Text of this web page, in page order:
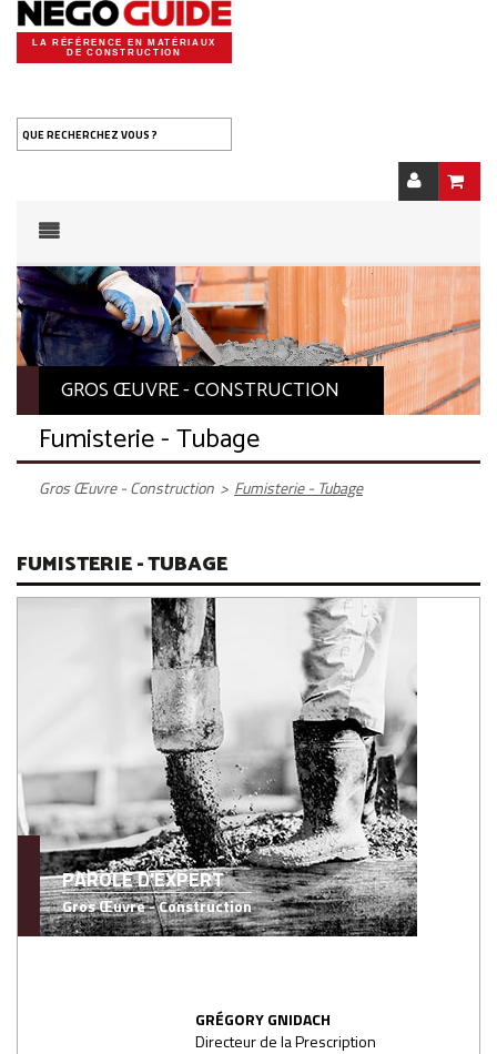
LA RÉFÉRENCE EN MATÉRIAUX
DE CONSTRUCTION
QUE RECHERCHEZ VOUS ?
GROS ŒUVRE - CONSTRUCTION
Fumisterie - Tubage
Gros Œuvre - Construction > Fumisterie - Tubage
FUMISTERIE - TUBAGE
PAROLE D'EXPERT
Gros Œuvre - Construction
GRÉGORY GNIDACH
Directeur de la Prescription